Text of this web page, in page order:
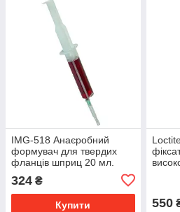
IMG-518 Анаєробний
формувач для твердих
фланців шприц 20 мл.
324 ₴
Купити 550